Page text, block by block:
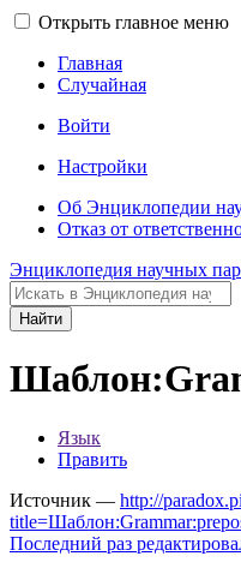
Открыть главное меню
Главная
Случайная
Войти
Настройки
Об Энциклопедии
Отказ от
Энциклопедия научных
Найти
Язык
Править
Источник — http://
Последний раз